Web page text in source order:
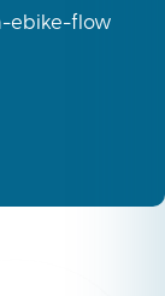
ebike-flow